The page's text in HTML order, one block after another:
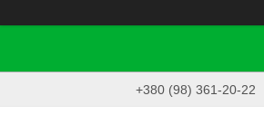
+380 (98) 361-20-22